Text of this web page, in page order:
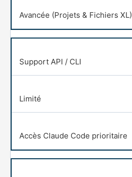
Avancée (Projets & Fichiers XL)
Support API / CLI
Limité
Accès Claude Code prioritaire